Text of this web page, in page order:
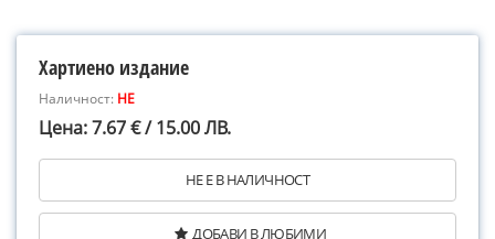
Хартиено издание
Наличност: НЕ
Цена: 7.67 € / 15.00 ЛВ.
НЕ Е В НАЛИЧНОСТ
ДОБАВИ В ЛЮБИМИ